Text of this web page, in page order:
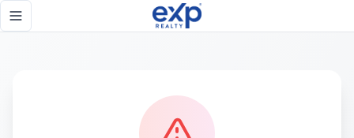
Toggle navigation menu
Página no encontrada - eXp Realty República Dominicana